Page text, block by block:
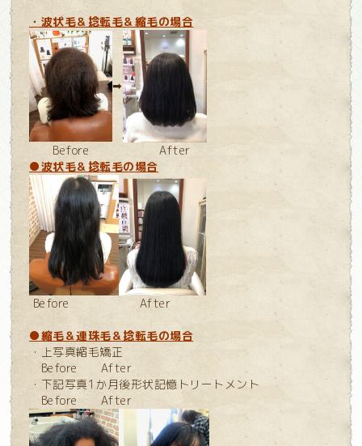
・波状毛＆捻転毛＆縮毛の場合
➡
Before After
●波状毛＆捻転毛の場合
Before After
●縮毛＆連珠毛＆捻転毛の場合
・上写真縮毛矯正
Before After
・下記写真1か月後形状記憶トリートメント
Before After